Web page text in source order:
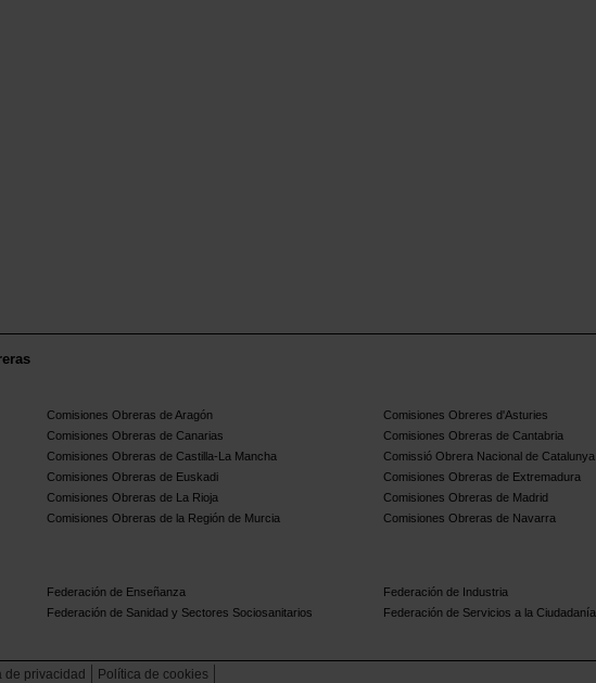
Comisiones Obreras de Aragón
Comisiones Obreres d'Asturies
Comisiones Obreras de Canarias
Comisiones Obreras de Cantabria
Comisiones Obreras de Castilla-La Mancha
Comissió Obrera Nacional de Catalunya
Comisiones Obreras de Euskadi
Comisiones Obreras de Extremadura
Comisiones Obreras de La Rioja
Comisiones Obreras de Madrid
Comisiones Obreras de la Región de Murcia
Comisiones Obreras de Navarra
Federación de Enseñanza
Federación de Industria
Federación de Sanidad y Sectores Sociosanitarios
Federación de Servicios a la Ciudadanía
de privacidad Política de cookies